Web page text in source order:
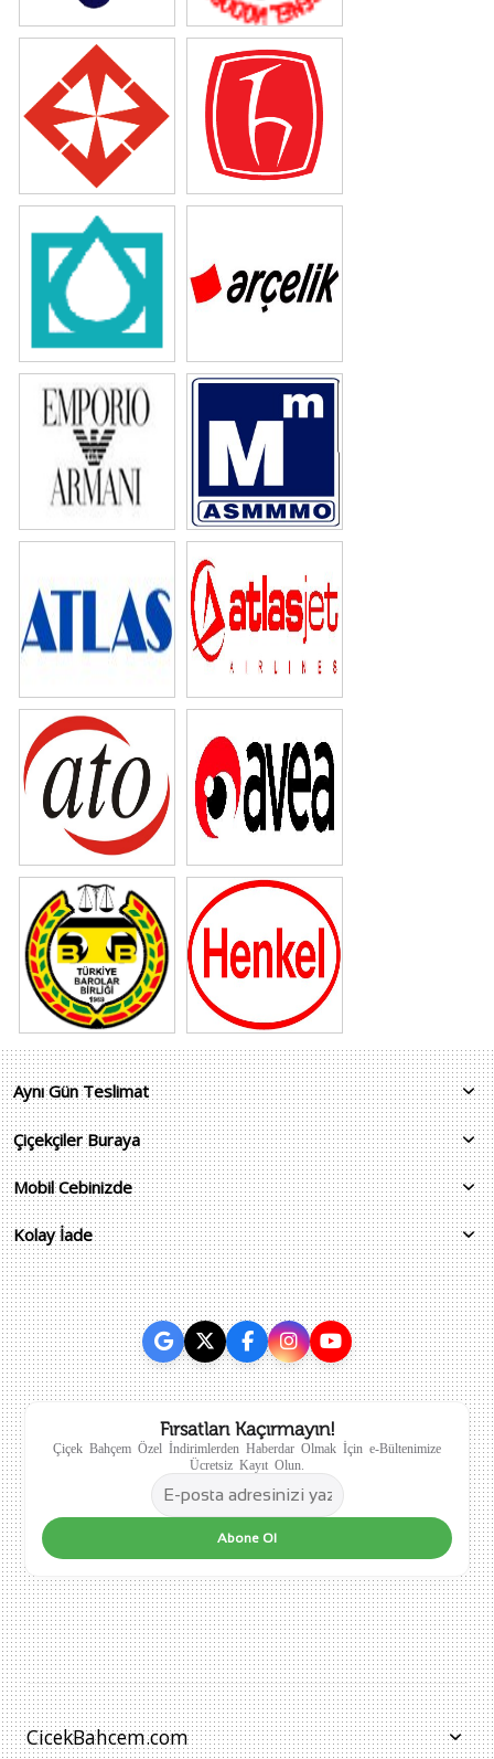
Aynı Gün Teslimat
Çiçekçiler Buraya
Mobil Cebinizde
Kolay İade
Fırsatları Kaçırmayın!
Çiçek Bahçem Özel İndirimlerden Haberdar Olmak İçin e-Bültenimize
Ücretsiz Kayıt Olun.
Abone Ol
CicekBahcem.com